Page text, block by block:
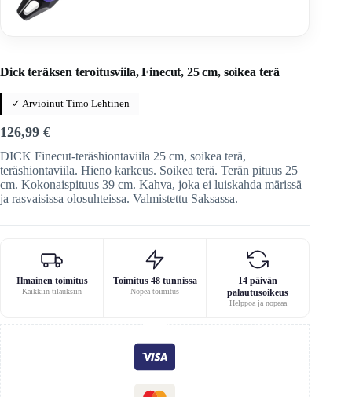
Dick teräksen teroitusviila, Finecut, 25 cm, soikea terä
✓ Arvioinut Timo Lehtinen
126,99 €
DICK Finecut-teräshiontaviila 25 cm, soikea terä,
teräshiontaviila. Hieno karkeus. Soikea terä. Terän pituus 25
cm. Kokonaispituus 39 cm. Kahva, joka ei luiskahda märissä
ja rasvaisissa olosuhteissa. Valmistettu Saksassa.
Ilmainen toimitus
Kaikkiin tilauksiin
Toimitus 48 tunnissa
Nopea toimitus
14 päivän
palautusoikeus
Helppoa ja nopeaa